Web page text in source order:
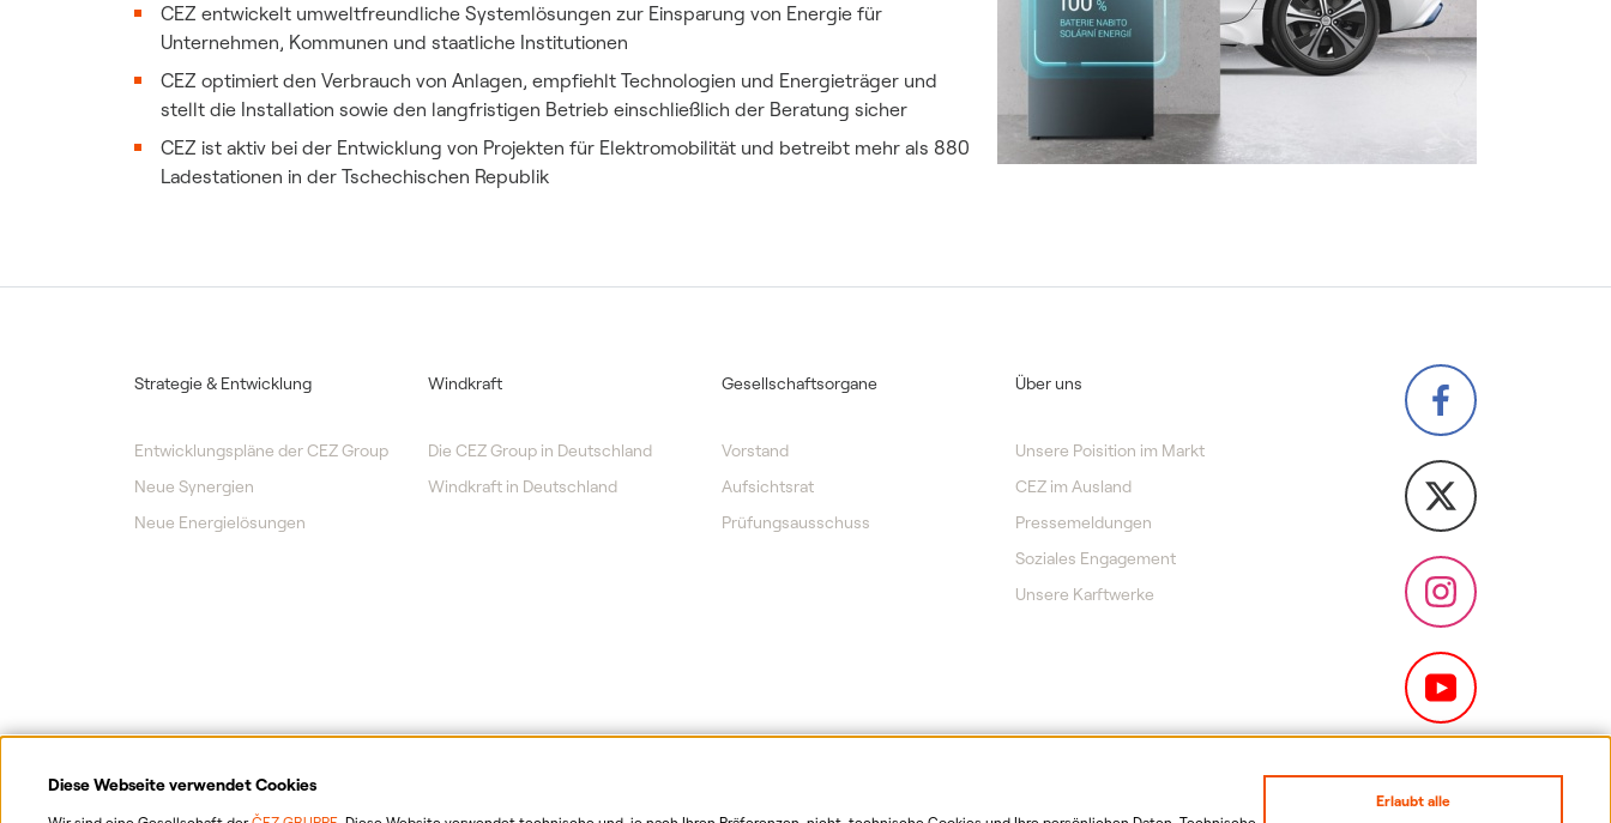
Diese Webseite verwendet Cookies
Erlaubt alle
CEZ entwickelt umweltfreundliche Systemlösungen zur Einsparung von Energie für
Unternehmen, Kommunen und staatliche Institutionen
CEZ optimiert den Verbrauch von Anlagen, empfiehlt Technologien und Energieträger und
stellt die Installation sowie den langfristigen Betrieb einschließlich der Beratung sicher
CEZ ist aktiv bei der Entwicklung von Projekten für Elektromobilität und betreibt mehr als 880
Ladestationen in der Tschechischen Republik
Strategie & Entwicklung
Entwicklungspläne der CEZ Group
Neue Synergien
Neue Energielösungen
Windkraft
Die CEZ Group in Deutschland
Windkraft in Deutschland
Gesellschaftsorgane
Vorstand
Aufsichtsrat
Prüfungsausschuss
Über uns
Unsere Poisition im Markt
CEZ im Ausland
Pressemeldungen
Soziales Engagement
Unsere Karftwerke